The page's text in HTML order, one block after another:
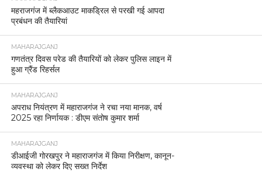
महराजगंज में ब्लैकआउट माकड्रिल से परखी गई आपदा
प्रबंधन की तैयारियां
MAHARAJGANJ
गणतंत्र दिवस परेड की तैयारियों को लेकर पुलिस लाइन में
हुआ ग्रैंड रिहर्सल
MAHARAJGANJ
अपराध नियंत्रण में महाराजगंज ने रचा नया मानक, वर्ष
2025 रहा निर्णायक : डीएम संतोष कुमार शर्मा
MAHARAJGANJ
डीआईजी गोरखपुर ने महाराजगंज में किया निरीक्षण, कानून-
व्यवस्था को लेकर दिए सख्त निर्देश